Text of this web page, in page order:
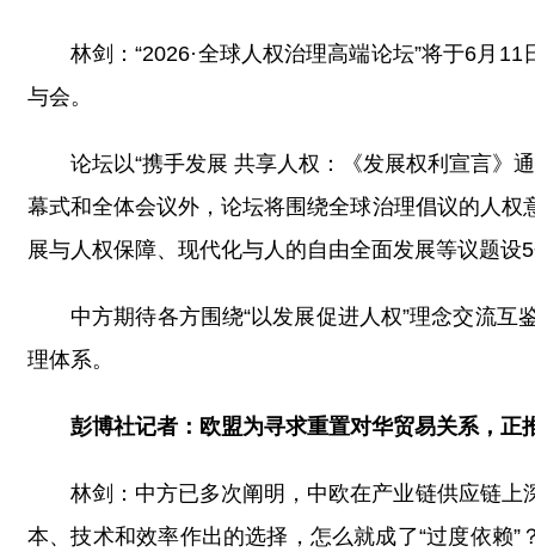
林剑：“2026·全球人权治理高端论坛”将于6月
与会。
论坛以“携手发展 共享人权：《发展权利宣言》
幕式和全体会议外，论坛将围绕全球治理倡议的人
展与人权保障、现代化与人的自由全面发展等议题设
中方期待各方围绕“以发展促进人权”理念交流
理体系。
彭博社记者：欧盟为寻求重置对华贸易关系，
林剑：中方已多次阐明，中欧在产业链供应链
本、技术和效率作出的选择，怎么就成了“过度依赖